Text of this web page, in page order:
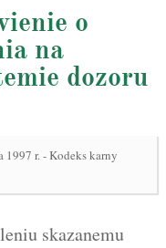
o
na
dozoru
1997 r. - Kodeks karny
skazanemu